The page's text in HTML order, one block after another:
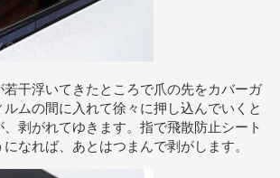
干浮いてきたところで爪の先をカバーガ
ムの間に入れて徐々に押し込んでいくと
剥がれてゆきます。指で飛散防止シート
なれば、あとはつまんで剥がします。